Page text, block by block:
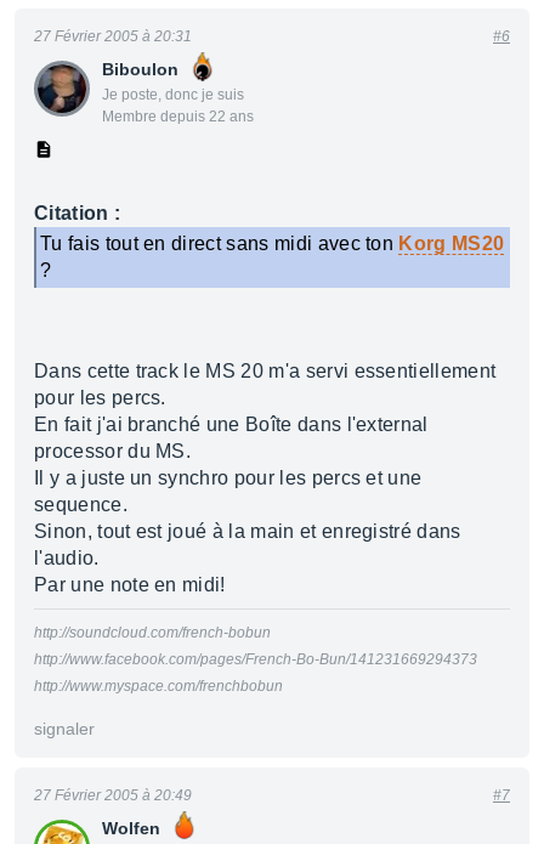
Biboulon
Je poste, donc je suis
Membre depuis 22 ans
27 Février 2005 à 20:31 #6
Citation :
Tu fais tout en direct sans midi avec ton Korg MS20
?
Dans cette track le MS 20 m'a servi essentiellement
pour les percs.
En fait j'ai branché une Boîte dans l'external
processor du MS.
Il y a juste un synchro pour les percs et une
sequence.
Sinon, tout est joué à la main et enregistré dans
l'audio.
Par une note en midi!
http://soundcloud.com/french-bobun
http://www.facebook.com/pages/French-Bo-Bun/141231669294373
http://www.myspace.com/frenchbobun
signaler
Wolfen
27 Février 2005 à 20:49 #7